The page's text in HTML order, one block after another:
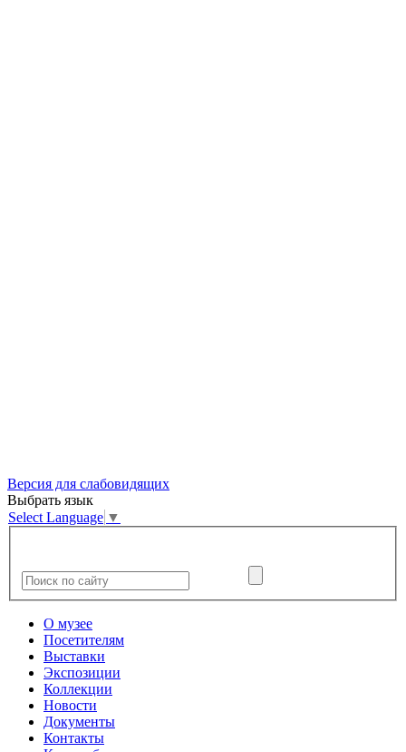
Версия для слабовидящих
Выбрать язык
Select Language ▼
О музее
Посетителям
Выставки
Экспозиции
Коллекции
Новости
Документы
Контакты